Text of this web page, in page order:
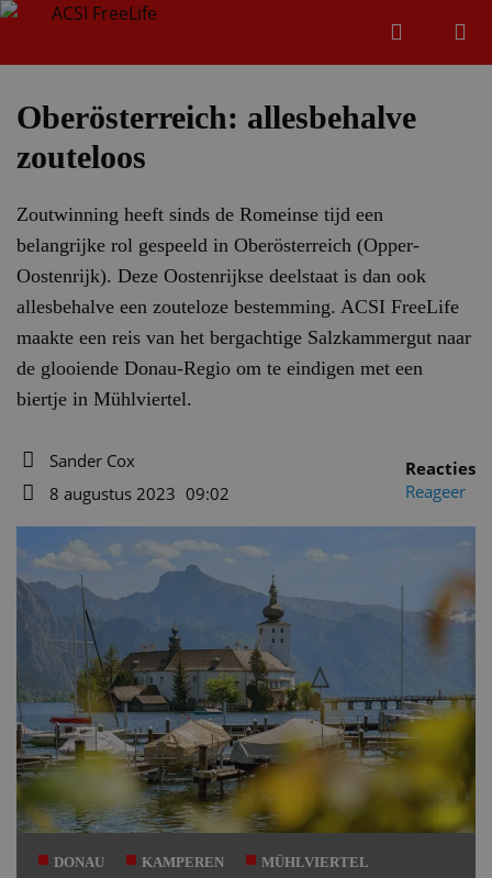
Zoeken
Oberösterreich: allesbehalve
zouteloos
Zoutwinning heeft sinds de Romeinse tijd een
belangrijke rol gespeeld in Oberösterreich (Opper-
Oostenrijk). Deze Oostenrijkse deelstaat is dan ook
allesbehalve een zouteloze bestemming. ACSI FreeLife
maakte een reis van het bergachtige Salzkammergut naar
de glooiende Donau-Regio om te eindigen met een
biertje in Mühlviertel.
Auteur
Sander Cox
8 augustus 2023 09:02
Reacties
Reageer
DONAU KAMPEREN MÜHLVIERTEL